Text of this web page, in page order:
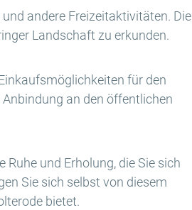
andere Freizeitaktivitäten. Die
Landschaft zu erkunden.
für den
an den öffentlichen
und Erholung, die Sie sich
Sie sich selbst von diesem
bietet.